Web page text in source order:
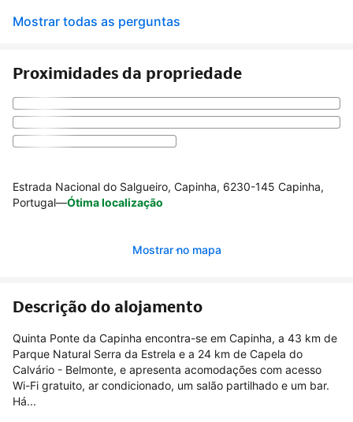
Mostrar todas as perguntas
Proximidades da propriedade
Estrada Nacional do Salgueiro, Capinha, 6230-145 Capinha,
Portugal—Ótima localização
Mostrar no mapa
Descrição do alojamento
Quinta Ponte da Capinha encontra-se em Capinha, a 43 km de
Parque Natural Serra da Estrela e a 24 km de Capela do
Calvário - Belmonte, e apresenta acomodações com acesso
Wi-Fi gratuito, ar condicionado, um salão partilhado e um bar.
Há...